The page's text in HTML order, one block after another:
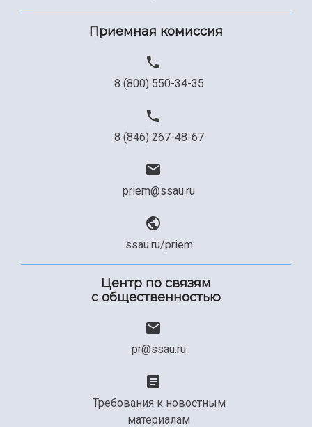
Приемная комиссия
8 (800) 550-34-35
8 (846) 267-48-67
priem@ssau.ru
ssau.ru/priem
Центр по связям
с общественностью
pr@ssau.ru
Требования к новостным
материалам